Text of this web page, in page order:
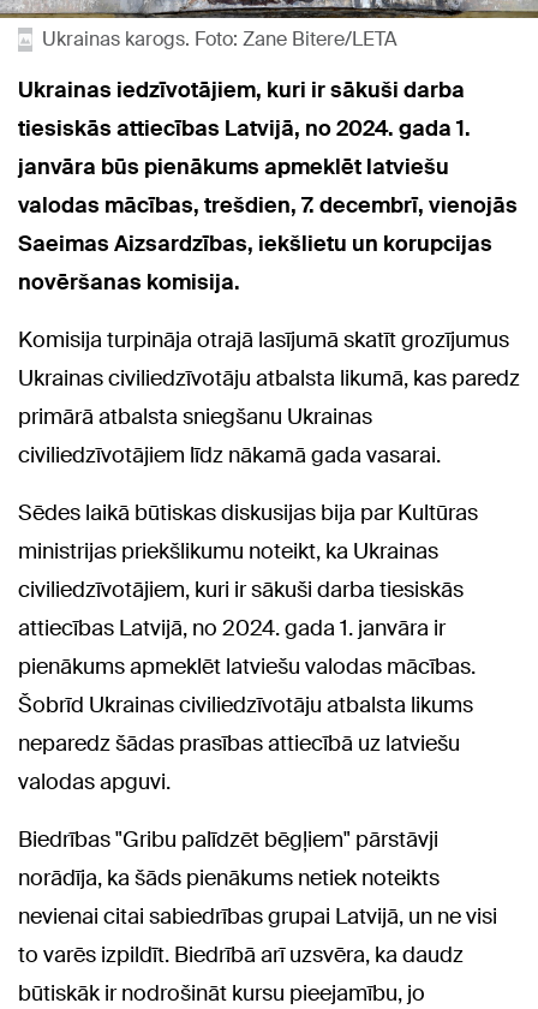
Ukrainas karogs. Foto: Zane Bitere/LETA
Ukrainas iedzīvotājiem, kuri ir sākuši darba
tiesiskās attiecības Latvijā, no 2024. gada 1.
janvāra būs pienākums apmeklēt latviešu
valodas mācības, trešdien, 7. decembrī, vienojās
Saeimas Aizsardzības, iekšlietu un korupcijas
novēršanas komisija.
Komisija turpināja otrajā lasījumā skatīt grozījumus
Ukrainas civiliedzīvotāju atbalsta likumā, kas paredz
primārā atbalsta sniegšanu Ukrainas
civiliedzīvotājiem līdz nākamā gada vasarai.
Sēdes laikā būtiskas diskusijas bija par Kultūras
ministrijas priekšlikumu noteikt, ka Ukrainas
civiliedzīvotājiem, kuri ir sākuši darba tiesiskās
attiecības Latvijā, no 2024. gada 1. janvāra ir
pienākums apmeklēt latviešu valodas mācības.
Šobrīd Ukrainas civiliedzīvotāju atbalsta likums
neparedz šādas prasības attiecībā uz latviešu
valodas apguvi.
Biedrības "Gribu palīdzēt bēgļiem" pārstāvji
norādīja, ka šāds pienākums netiek noteikts
nevienai citai sabiedrības grupai Latvijā, un ne visi
to varēs izpildīt. Biedrībā arī uzsvēra, ka daudz
būtiskāk ir nodrošināt kursu pieejamību, jo